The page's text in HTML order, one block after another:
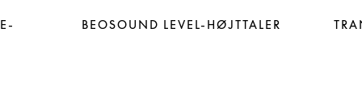
BEOSOUND LEVEL-HØJTTALER